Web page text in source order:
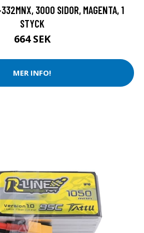
3000 SIDOR, MAGENTA, 1
STYCK
664 SEK
MER INFO!